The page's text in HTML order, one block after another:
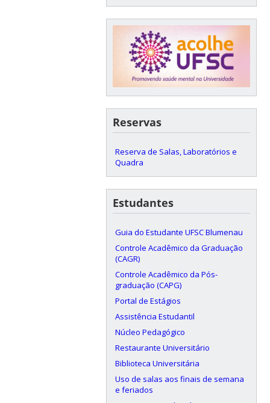
Reservas
Reserva de Salas, Laboratórios e
Quadra
Estudantes
Guia do Estudante UFSC Blumenau
Controle Acadêmico da Graduação
(CAGR)
Controle Acadêmico da Pós-
graduação (CAPG)
Portal de Estágios
Assistência Estudantil
Núcleo Pedagógico
Restaurante Universitário
Biblioteca Universitária
Uso de salas aos finais de semana
e feriados